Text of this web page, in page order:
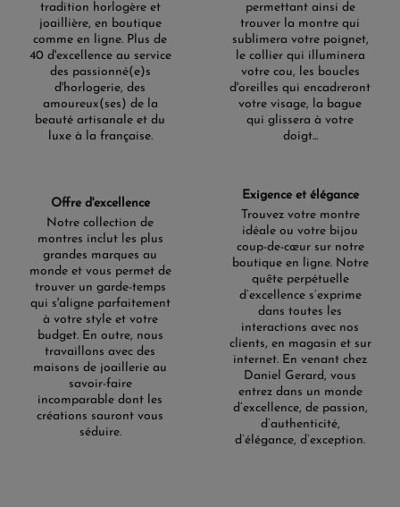
tradition horlogère et
joaillière, en boutique
comme en ligne. Plus de
40 d'excellence au service
des passionné(e)s
d'horlogerie, des
amoureux(ses) de la
beauté artisanale et du
luxe à la française.
permettant ainsi de
trouver la montre qui
sublimera votre poignet,
le collier qui illuminera
votre cou, les boucles
d'oreilles qui encadreront
votre visage, la bague
qui glissera à votre
doigt...
Offre d'excellence
Notre collection de
montres inclut les plus
grandes marques au
monde et vous permet de
trouver un garde-temps
qui s'aligne parfaitement
à votre style et votre
budget. En outre, nous
travaillons avec des
maisons de joaillerie au
savoir-faire
incomparable dont les
créations sauront vous
séduire.
Exigence et élégance
Trouvez votre montre
idéale ou votre bijou
coup-de-cœur sur notre
boutique en ligne. Notre
quête perpétuelle
d’excellence s’exprime
dans toutes les
interactions avec nos
clients, en magasin et sur
internet. En venant chez
Daniel Gerard, vous
entrez dans un monde
d’excellence, de passion,
d’authenticité,
d’élégance, d’exception.